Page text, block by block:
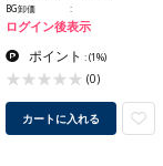
BG卸価
ログイン後表示
ポイント :(1%)
(0)
カートに入れる